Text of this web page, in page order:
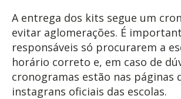
A entrega dos kits segue um
evitar aglomerações. É
responsáveis só procurarem a
horário correto e, em caso de
cronogramas estão nas páginas
instagrans oficiais das escolas.